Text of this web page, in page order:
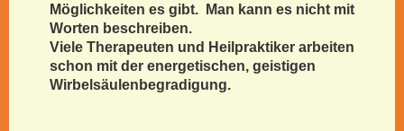
Möglichkeiten es gibt. Man kann es nicht mit
Worten beschreiben.
Viele Therapeuten und Heilpraktiker arbeiten
schon mit der energetischen, geistigen
Wirbelsäulenbegradigung.